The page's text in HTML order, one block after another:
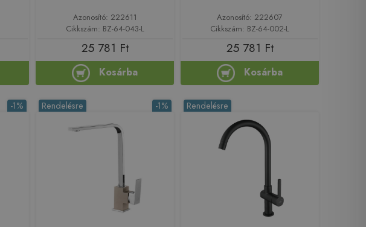
Azonosító: 222611
Cikkszám: BZ-64-043-L
25 781 Ft
Kosárba
Azonosító: 222607
Cikkszám: BZ-64-002-L
25 781 Ft
Kosárba
-1% -1%
Rendelésre Rendelésre